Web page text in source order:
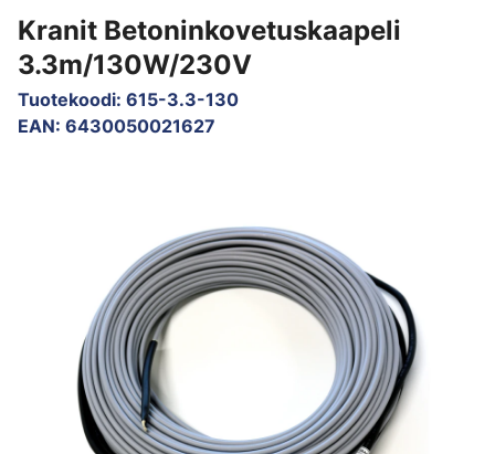
Kranit Betoninkovetuskaapeli
3.3m/130W/230V
Tuotekoodi: 615-3.3-130
EAN: 6430050021627